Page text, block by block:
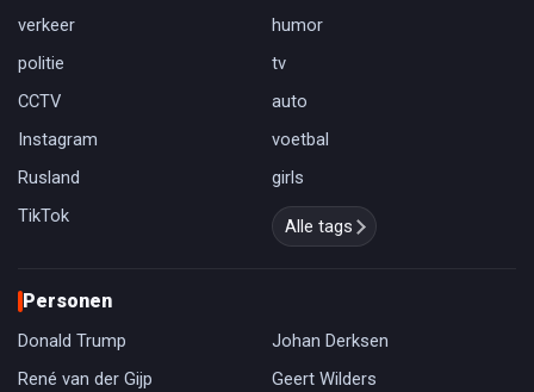
verkeer
humor
politie
tv
CCTV
auto
Instagram
voetbal
Rusland
girls
TikTok
Alle tags
Personen
Donald Trump
Johan Derksen
René van der Gijp
Geert Wilders